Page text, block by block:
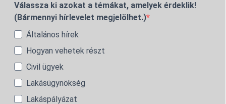
Válassza ki azokat a témákat, amelyek érdeklik!
(Bármennyi hírlevelet megjelölhet.)
Általános hírek
Hogyan vehetek részt
Civil ügyek
Lakásügynökség
Lakáspályázat